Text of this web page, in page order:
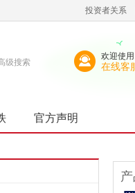
投资者关系
级搜索
欢迎使用
在线客
官方声明